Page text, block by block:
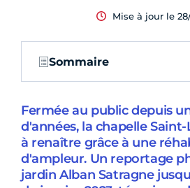
Mise à jour le 28/
Sommaire
Fermée au public depuis
d'années, la chapelle
à renaître grâce à une
d'ampleur. Un reportage
jardin Alban Satragne